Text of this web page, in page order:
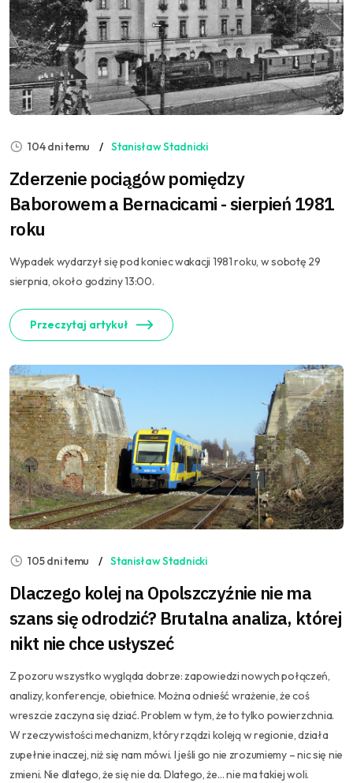
104 dni temu Stanisław Stadnicki
Zderzenie pociągów pomiędzy
Baborowem a Bernacicami - sierpień 1981
roku
Wypadek wydarzył się pod koniec wakacji 1981 roku, w sobotę 29
sierpnia, około godziny 13:00.
Przeczytaj artykuł
105 dni temu Stanisław Stadnicki
Dlaczego kolej na Opolszczyźnie nie ma
szans się odrodzić? Brutalna analiza, której
nikt nie chce usłyszeć
Z pozoru wszystko wygląda dobrze: zapowiedzi nowych połączeń,
analizy, konferencje, obietnice. Można odnieść wrażenie, że coś
wreszcie zaczyna się dziać. Problem w tym, że to tylko powierzchnia.
W rzeczywistości mechanizm, który rządzi koleją w regionie, działa
zupełnie inaczej, niż się nam mówi. I jeśli go nie zrozumiemy – nic się nie
zmieni. Nie dlatego, że się nie da. Dlatego, że… nie ma takiej woli.